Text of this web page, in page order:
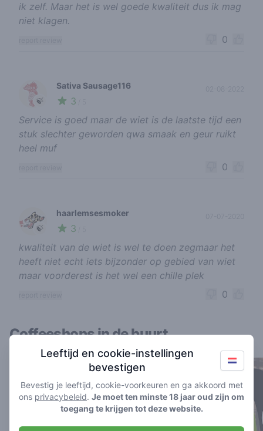
ik zelf. Maar het is wel goede kwaliteit dus ik mag
niet klagen.
0
🍃
Sativa Sausage116
3
Service is goed maar de wiet is de laatste tijd een
stuk slechter geworden qwa smaak en geur ruikt
heel muf
0
🍃
haarlemsesmoker
3
kwaliteit van de wiet is wel te doen zegmaar het
heeft niet echt iets bijzonder op gebied van wiet
maar voorderest is het wel een chille plek
0
Coffeeshops in de buurt
Leeftijd en cookie-instellingen
bevestigen
Bevestig je leeftijd, cookie-voorkeuren en ga akkoord met
ons privacybeleid. Je moet ten minste 18 jaar oud zijn om
toegang te krijgen tot deze website.